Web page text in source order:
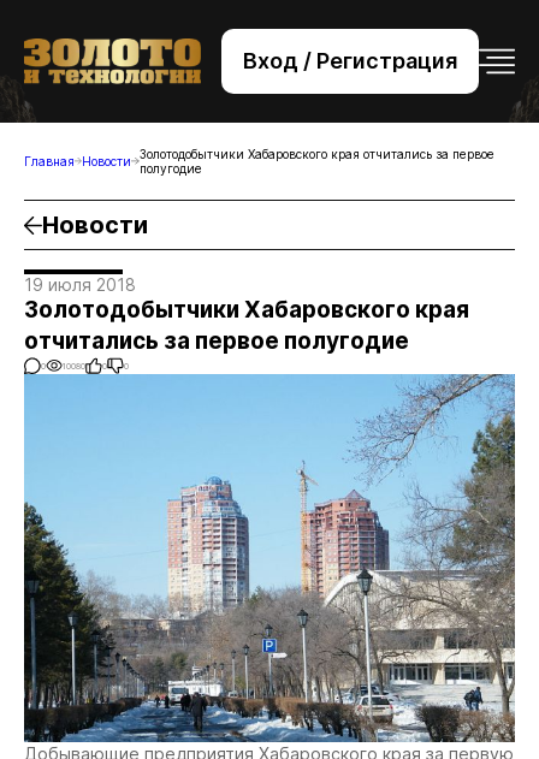
Вход / Регистрация
+7 (495) 221-76-32
bsv@zolteh.ru
Главная Новости Золотодобытчики Хабаровского края отчитались за первое
полугодие
Новости
19 июля 2018
Золотодобытчики Хабаровского края
отчитались за первое полугодие
0 10080 0 0
Добывающие предприятия Хабаровского края за первую